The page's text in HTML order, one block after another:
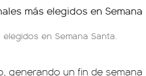
en Semana Santa.
generando un fin de semana